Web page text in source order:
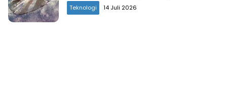
Teknologi 14 Juli 2026